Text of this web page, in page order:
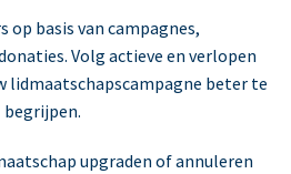
op basis van campagnes,
Volg actieve en verlopen
lidmaatschapscampagne beter te
begrijpen.
upgraden of annuleren